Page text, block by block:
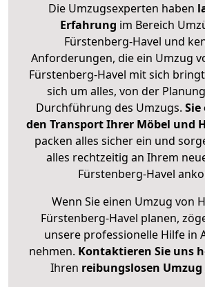
Die Umzugsexperten haben
Erfahrung im Bereich
Fürstenberg-Havel und
Anforderungen, die ein Umzug
Fürstenberg-Havel mit sich
sich um alles, von der
Durchführung des Umzugs.
den Transport Ihrer Möbel und
packen alles sicher ein und
alles rechtzeitig an Ihrem
Fürstenberg-Havel
Wenn Sie einen Umzug von
Fürstenberg-Havel planen,
unsere professionelle Hilfe in
nehmen. Kontaktieren Sie uns
Ihren reibungslosen Umzug